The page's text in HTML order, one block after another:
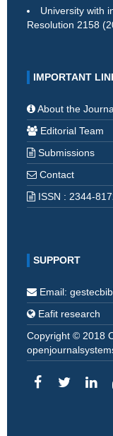
University with
Resolution 2158
IMPORTANT
About the
Editorial Team
Submissions
Contact
ISSN : 2344-
SUPPORT
Email:
Eafit research
Copyright © 2018